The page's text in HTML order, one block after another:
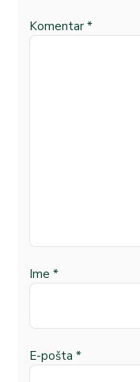
Komentar *
Ime *
E-pošta *